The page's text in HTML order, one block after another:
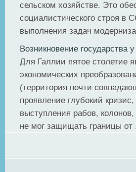
сельском хозяйстве. Это
социалистического строя
выполнения задач
Возникновение государства
Для Галлии пятое столетие
экономических
(территория почти
проявление глубокий
выступления рабов,
не мог защищать границы от